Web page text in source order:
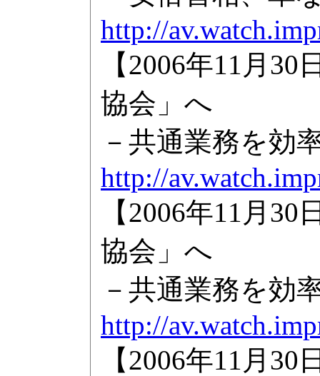
http://
【2006年11月
協会」へ
－共通業務を効
http://
【2006年11月
協会」へ
－共通業務を効
http://
【2006年11月